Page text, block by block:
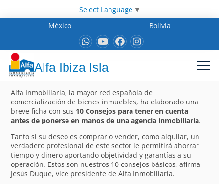
Select Language ▼
México
Bolivia
Alfa Ibiza Isla
Alfa Inmobiliaria, la mayor red española de
comercialización de bienes inmuebles, ha elaborado una
breve ficha con sus 10 Consejos para tener en cuenta
antes de ponerse en manos de una agencia inmobiliaria.
Tanto si su deseo es comprar o vender, como alquilar, un
verdadero profesional de este sector le permitirá ahorrar
tiempo y dinero aportando objetividad y garantías a su
operación. Estos son nuestros 10 consejos básicos, afirma
Jesús Duque, vice presidente de Alfa Inmobiliaria.